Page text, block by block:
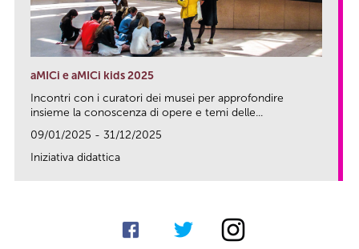
aMICi e aMICi kids 2025
Incontri con i curatori dei musei per approfondire
insieme la conoscenza di opere e temi delle...
09/01/2025 - 31/12/2025
Iniziativa didattica